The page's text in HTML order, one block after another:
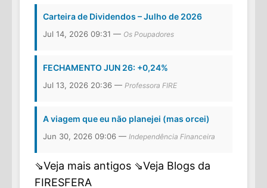
Carteira de Dividendos – Julho de 2026
Jul 14, 2026 09:31 — Os Poupadores
FECHAMENTO JUN 26: +0,24%
Jul 13, 2026 20:36 — Professora FIRE
A viagem que eu não planejei (mas orcei)
Jun 30, 2026 09:06 — Independência Financeira
⇘Veja mais antigos ⇘Veja Blogs da
FIRESFERA